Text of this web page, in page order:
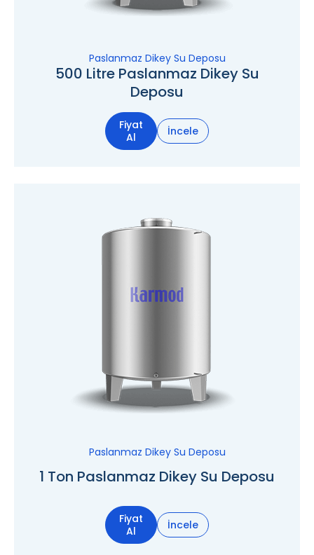
Paslanmaz Dikey Su Deposu
500 Litre Paslanmaz Dikey Su
Deposu
Fiyat
Al
İncele
Paslanmaz Dikey Su Deposu
1 Ton Paslanmaz Dikey Su Deposu
Fiyat
Al
İncele